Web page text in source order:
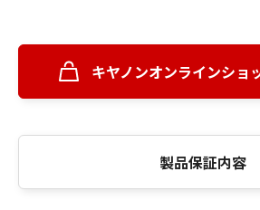
キヤノンオンラインショ
製品保証内容